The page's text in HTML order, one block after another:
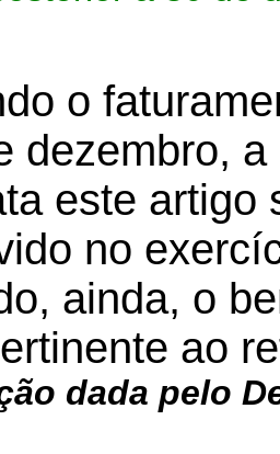
o
dezembro,
este artigo
no
ainda, o
ao
dada pelo